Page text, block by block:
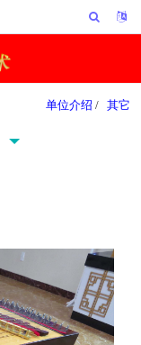
单位介绍 / 其它